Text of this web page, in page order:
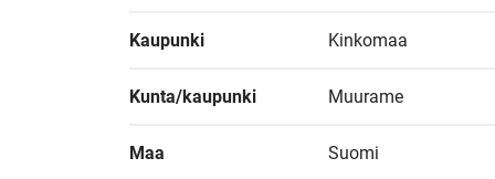
Kaupunki Kinkomaa
Kunta/kaupunki Muurame
Maa Suomi